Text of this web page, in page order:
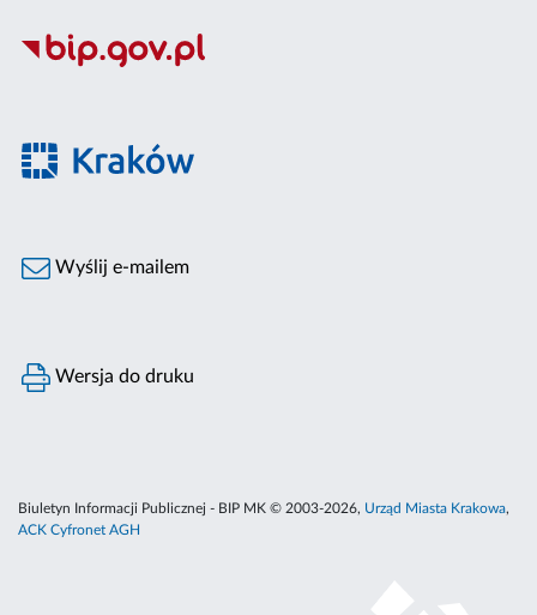
Wyślij e-mailem
Wersja do druku
Biuletyn Informacji Publicznej - BIP MK © 2003-2026, Urząd Miasta Krakowa,
ACK Cyfronet AGH